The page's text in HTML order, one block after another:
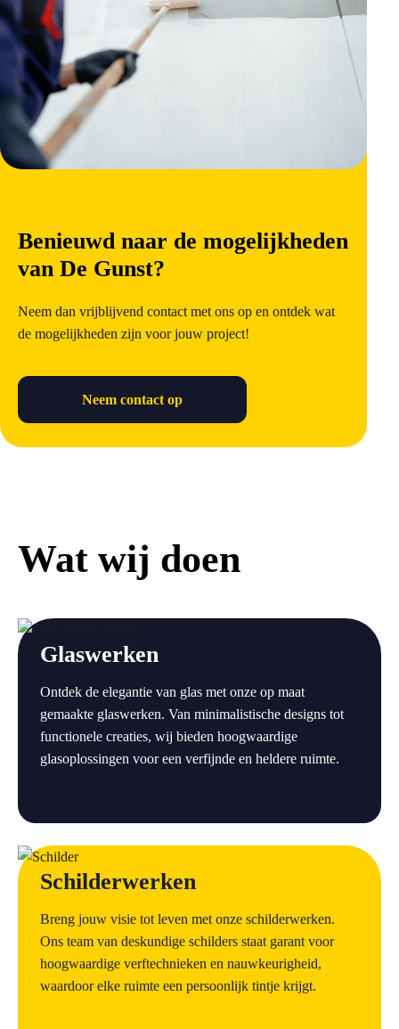
Benieuwd naar de mogelijkheden
van De Gunst?
Neem dan vrijblijvend contact met ons op en ontdek wat
de mogelijkheden zijn voor jouw project!
Neem contact op
Wat wij doen
Glaswerken
Ontdek de elegantie van glas met onze op maat
gemaakte glaswerken. Van minimalistische designs tot
functionele creaties, wij bieden hoogwaardige
glasoplossingen voor een verfijnde en heldere ruimte.
a
Schilderwerken
Breng jouw visie tot leven met onze schilderwerken.
Ons team van deskundige schilders staat garant voor
hoogwaardige verftechnieken en nauwkeurigheid,
waardoor elke ruimte een persoonlijk tintje krijgt.
a